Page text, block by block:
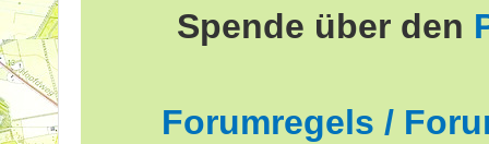
Spende über den
Forumregels /